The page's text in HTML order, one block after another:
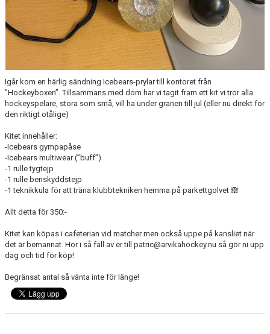
Igår kom en härlig sändning Icebears-prylar till kontoret från
”Hockeyboxen”. Tillsammans med dom har vi tagit fram ett kit vi tror alla
hockeyspelare, stora som små, vill ha under granen till jul (eller nu direkt för
den riktigt otålige)
Kitet innehåller:
-Icebears gympapåse
-Icebears multiwear (”buff”)
-1 rulle tygtejp
-1 rulle benskyddstejp
-1 teknikkula för att träna klubbtekniken hemma på parkettgolvet 🙈
Allt detta för 350:-
Kitet kan köpas i cafeterian vid matcher men också uppe på kansliet när
det är bemannat. Hör i så fall av er till patric@arvikahockey.nu så gör ni upp
dag och tid för köp!
Begränsat antal så vänta inte för länge!